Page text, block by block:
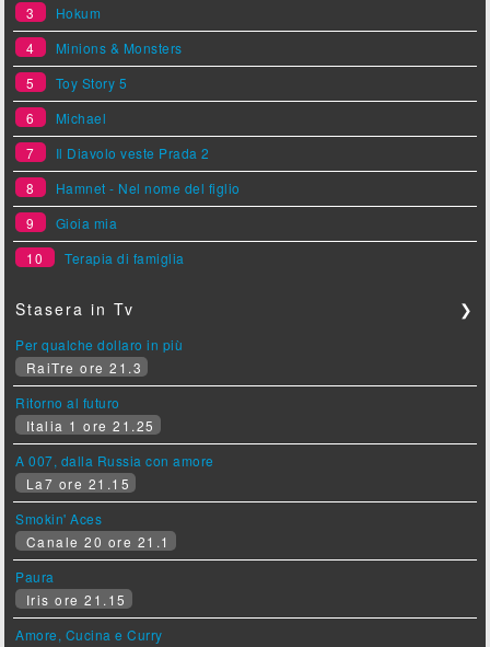
3
Hokum
4
Minions & Monsters
5
Toy Story 5
6
Michael
7
Il Diavolo veste Prada 2
8
Hamnet - Nel nome del figlio
9
Gioia mia
10
Terapia di famiglia
Stasera in Tv ❯
Per qualche dollaro in più
RaiTre ore 21.3
Ritorno al futuro
Italia 1 ore 21.25
A 007, dalla Russia con amore
La7 ore 21.15
Smokin' Aces
Canale 20 ore 21.1
Paura
Iris ore 21.15
Amore, Cucina e Curry